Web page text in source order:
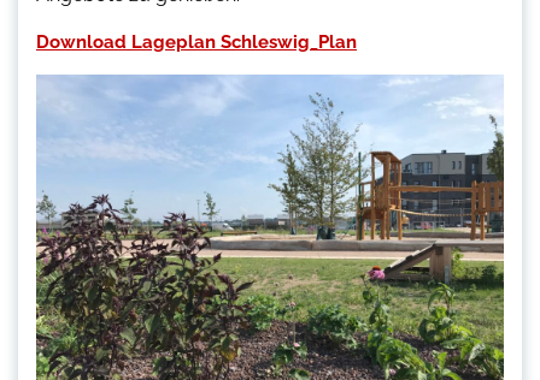
Download Lageplan Schleswig_Plan